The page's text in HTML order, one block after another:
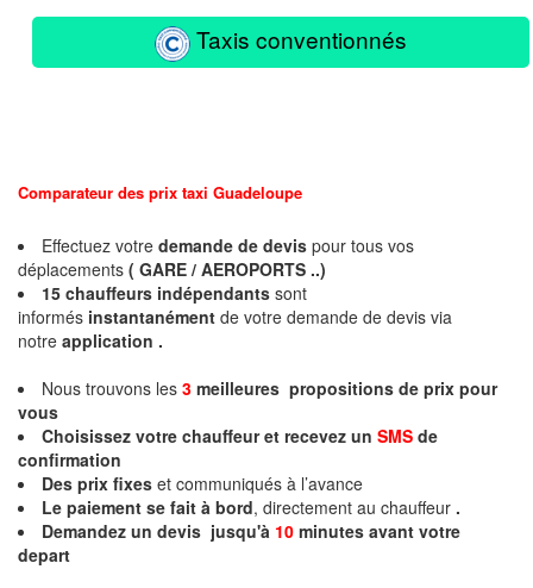
Taxis conventionnés
Comparateur des prix taxi Guadeloupe
Effectuez votre demande de devis pour tous vos
déplacements ( GARE / AEROPORTS ..)
15 chauffeurs indépendants sont
informés instantanément de votre demande de devis via
notre application .
Nous trouvons les 3 meilleures propositions de prix pour
vous
Choisissez votre chauffeur et recevez un SMS de
confirmation
Des prix fixes et communiqués à l’avance
Le paiement se fait à bord, directement au chauffeur .
Demandez un devis jusqu'à 10 minutes avant votre
depart